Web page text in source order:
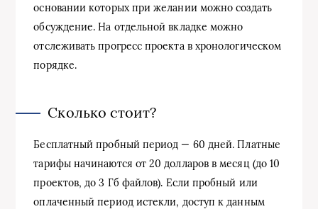
основании которых при желании можно создать
обсуждение. На отдельной вкладке можно
отслеживать прогресс проекта в хронологическом
порядке.
Сколько стоит?
Бесплатный пробный период — 60 дней. Платные
тарифы начинаются от 20 долларов в месяц (до 10
проектов, до 3 Гб файлов). Если пробный или
оплаченный период истекли, доступ к данным